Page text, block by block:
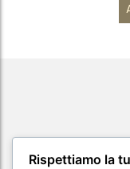
Rispettiamo la